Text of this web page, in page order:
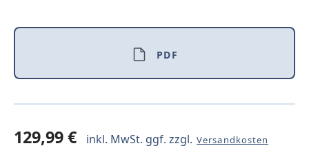
PDF
129,99 € inkl. MwSt. ggf. zzgl. Versandkosten